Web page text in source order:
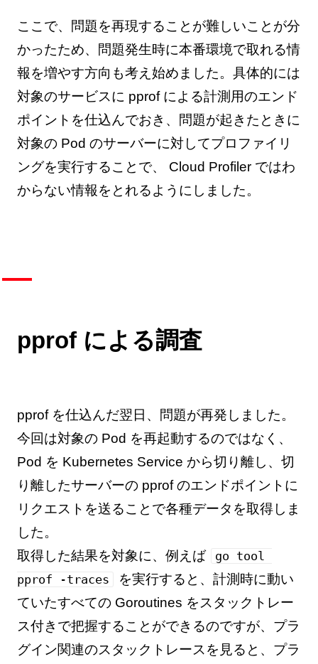
ここで、問題を再現することが難しいことが分
かったため、問題発生時に本番環境で取れる情
報を増やす方向も考え始めました。具体的には
対象のサービスに pprof による計測用のエンド
ポイントを仕込んでおき、問題が起きたときに
対象の Pod のサーバーに対してプロファイリ
ングを実行することで、 Cloud Profiler ではわ
からない情報をとれるようにしました。
pprof による調査
pprof を仕込んだ翌日、問題が再発しました。
今回は対象の Pod を再起動するのではなく、
Pod を Kubernetes Service から切り離し、切
り離したサーバーの pprof のエンドポイントに
リクエストを送ることで各種データを取得しま
した。
取得した結果を対象に、例えば
go tool
pprof -traces
を実行すると、計測時に動い
ていたすべての Goroutines をスタックトレー
ス付きで把握することができるのですが、プラ
グイン関連のスタックトレースを見ると、プラ